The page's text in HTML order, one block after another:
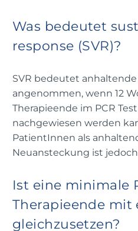
Was bedeutet
response (SVR)?
SVR bedeutet
angenommen, wenn 12
Therapieende im PCR
nachgewiesen werden
PatientInnen als
Neuansteckung ist
Ist eine minimale
Therapieende mit
gleichzusetzen?